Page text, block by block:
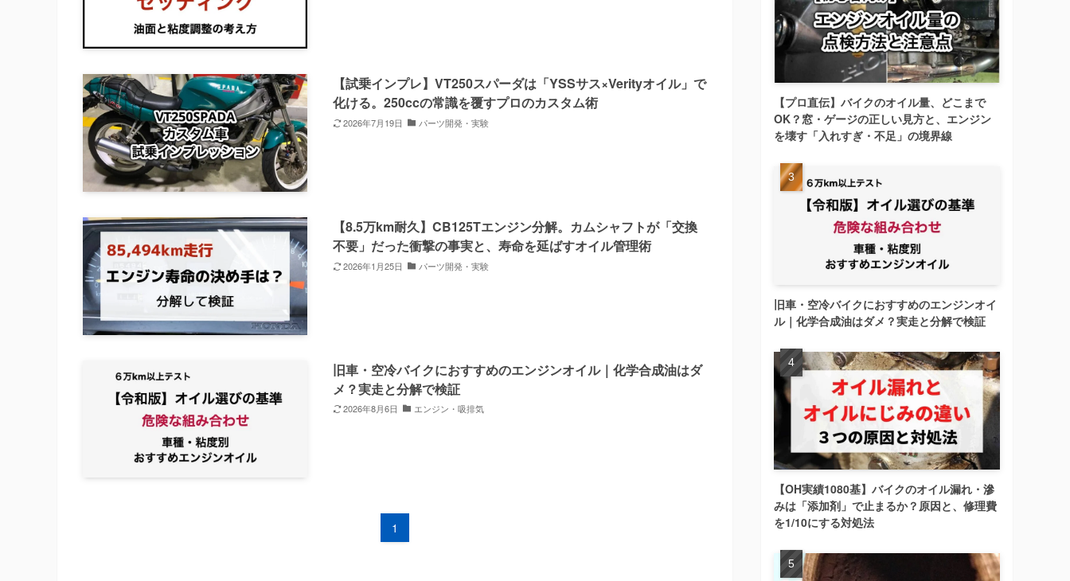
【試乗インプレ】VT250スパーダは「YSSサス×Verityオイル」で
化ける。250ccの常識を覆すプロのカスタム術
2026年7月19日 パーツ開発・実験
【8.5万km耐久】CB125Tエンジン分解。カムシャフトが「交換
不要」だった衝撃の事実と、寿命を延ばすオイル管理術
2026年1月25日 パーツ開発・実験
旧車・空冷バイクにおすすめのエンジンオイル｜化学合成油はダ
メ？実走と分解で検証
2026年8月6日 エンジン・吸排気
1
【プロ直伝】バイクのオイル量、どこまで
OK？窓・ゲージの正しい見方と、エンジン
を壊す「入れすぎ・不足」の境界線
旧車・空冷バイクにおすすめのエンジンオイ
ル｜化学合成油はダメ？実走と分解で検証
【OH実績1080基】バイクのオイル漏れ・滲
みは「添加剤」で止まるか？原因と、修理費
を1/10にする対処法